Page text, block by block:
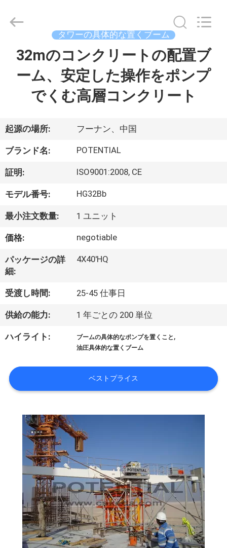
ダ
ク
ト
私
に
つ
い
て
工
場
旅
Copyright
Changsha
Intelligent
Incorporated
タワーの具体的な置くブーム
32mのコンクリートの配置ブ
ーム、安定した操作をポンプ
でくむ高層コンクリート
起源の場所: フーナン、中国
ブランド名: POTENTIAL
証明: ISO9001:2008, CE
モデル番号: HG32Bb
最小注文数量: 1 ユニット
価格: negotiable
パッケージの詳
細:
4X40'HQ
受渡し時間: 25-45 仕事日
供給の能力: 1 年ごとの 200 単位
ハイライト: ブームの具体的なポンプを置くこと ,
油圧具体的な置くブーム
ベストプライス